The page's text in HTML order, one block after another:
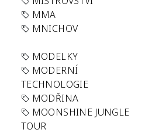
MMA
MNICHOV
MODELKY
MODERNÍ
TECHNOLOGIE
MODŘINA
MOONSHINE JUNGLE
TOUR